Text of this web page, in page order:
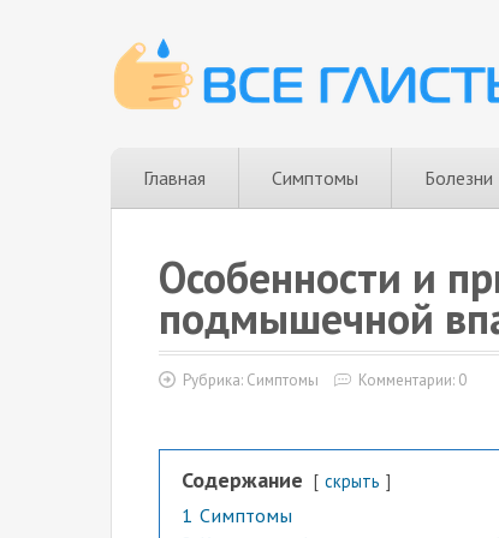
Главная Симптомы Болезни
Особенности и
подмышечной
Рубрика: Симптомы Комментарии: 0
Содержание скрыть
1 Симптомы